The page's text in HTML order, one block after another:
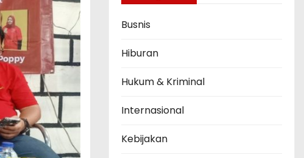
Busnis
Hiburan
Hukum & Kriminal
Internasional
Kebijakan